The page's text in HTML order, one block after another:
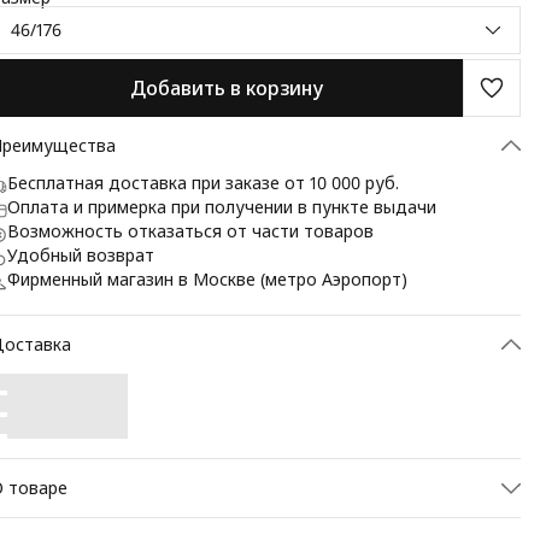
46/176
Добавить в корзину
Бесплатная доставка при заказе от 10 000 руб.
Оплата и примерка при получении в пункте выдачи
Возможность отказаться от части товаров
Удобный возврат
Фирменный магазин в Москве (метро Аэропорт)
товаре